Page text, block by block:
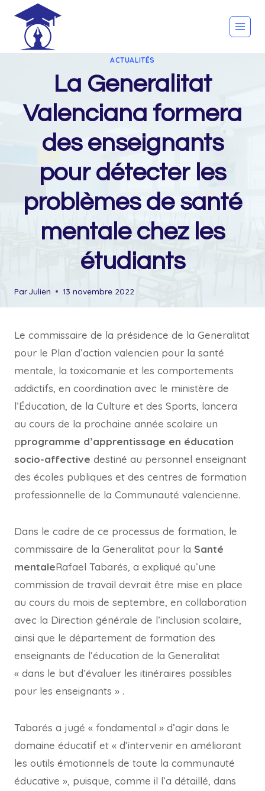
content
ACTUALITÉS
La Generalitat
Valenciana formera
des enseignants
pour détecter les
problèmes de santé
mentale chez les
étudiants
ParJulien 13 novembre 2022
Le commissaire de la présidence de la Generalitat
pour le Plan d’action valencien pour la santé
mentale, la toxicomanie et les comportements
addictifs, en coordination avec le ministère de
l’Éducation, de la Culture et des Sports, lancera
au cours de la prochaine année scolaire un
pprogramme d’apprentissage en éducation
socio-affective destiné au personnel enseignant
des écoles publiques et des centres de formation
professionnelle de la Communauté valencienne.
Dans le cadre de ce processus de formation, le
commissaire de la Generalitat pour la Santé
mentaleRafael Tabarés, a expliqué qu’une
commission de travail devrait être mise en place
au cours du mois de septembre, en collaboration
avec la Direction générale de l’inclusion scolaire,
ainsi que le département de formation des
enseignants de l’éducation de la Generalitat
« dans le but d’évaluer les itinéraires possibles
pour les enseignants » .
Tabarés a jugé « fondamental » d’agir dans le
domaine éducatif et « d’intervenir en améliorant
les outils émotionnels de toute la communauté
éducative », puisque, comme il l’a détaillé, dans